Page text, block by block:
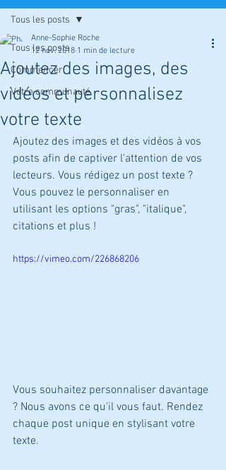
Tous les posts
Commencer
Votre communauté
Tous les posts
Ajoutez des images, des
vidéos et personnalisez
votre texte
Anne-Sophie Roche
12 nov. 2018 1 min de lecture
Ajoutez des images et des vidéos à vos
posts afin de captiver l'attention de vos
lecteurs. Vous rédigez un post texte ?
Vous pouvez le personnaliser en
utilisant les options "gras", "italique",
citations et plus !
https://vimeo.com/226868206
Vous souhaitez personnaliser davantage
? Nous avons ce qu'il vous faut. Rendez
chaque post unique en stylisant votre
texte.